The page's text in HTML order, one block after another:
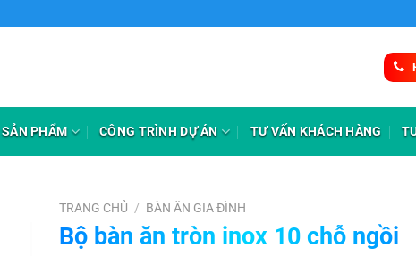
SẢN PHẨM CÔNG TRÌNH DỰ ÁN TƯ VẤN KHÁCH HÀNG
TRANG CHỦ / BÀN ĂN GIA ĐÌNH
Bộ bàn ăn tròn inox 10 chỗ ngồi